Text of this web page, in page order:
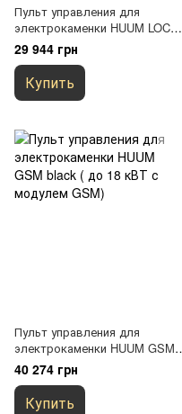
Пульт управления для
электрокаменки HUUM LOCAL
black ( до 18 кВт)
29 944 грн
Купить
Пульт управления для
электрокаменки HUUM GSM
black ( до 18 кВТ с модулем
GSM)
40 274 грн
Купить